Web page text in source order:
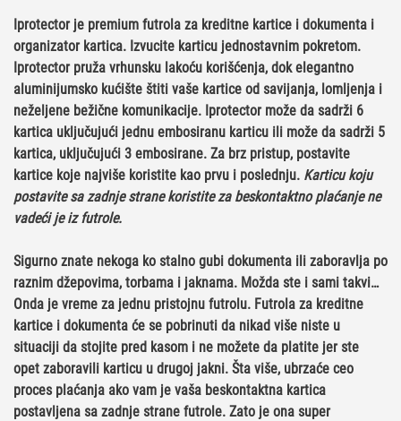
Iprotector je premium futrola za kreditne kartice i dokumenta i
organizator kartica. Izvucite karticu jednostavnim pokretom.
Iprotector pruža vrhunsku lakoću korišćenja, dok elegantno
aluminijumsko kućište štiti vaše kartice od savijanja, lomljenja i
neželjene bežične komunikacije. Iprotector može da sadrži 6
kartica uključujući jednu embosiranu karticu ili može da sadrži 5
kartica, uključujući 3 embosirane. Za brz pristup, postavite
kartice koje najviše koristite kao prvu i poslednju. Karticu koju
postavite sa zadnje strane koristite za beskontaktno plaćanje ne
vadeći je iz futrole.
Sigurno znate nekoga ko stalno gubi dokumenta ili zaboravlja po
raznim džepovima, torbama i jaknama. Možda ste i sami takvi…
Onda je vreme za jednu pristojnu futrolu. Futrola za kreditne
kartice i dokumenta će se pobrinuti da nikad više niste u
situaciji da stojite pred kasom i ne možete da platite jer ste
opet zaboravili karticu u drugoj jakni. Šta više, ubrzaće ceo
proces plaćanja ako vam je vaša beskontaktna kartica
postavljena sa zadnje strane futrole. Zato je ona super